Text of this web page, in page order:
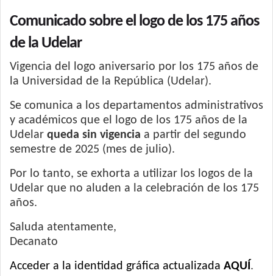
Comunicado sobre el logo de los 175 años
de la Udelar
Vigencia del logo aniversario por los 175 años de
la Universidad de la República (Udelar).
Se comunica a los departamentos administrativos
y académicos que el logo de los 175 años de la
Udelar queda sin vigencia a partir del segundo
semestre de 2025 (mes de julio).
Por lo tanto, se exhorta a utilizar los logos de la
Udelar que no aluden a la celebración de los 175
años.
Saluda atentamente,
Decanato
Acceder a la identidad gráfica actualizada AQUÍ.